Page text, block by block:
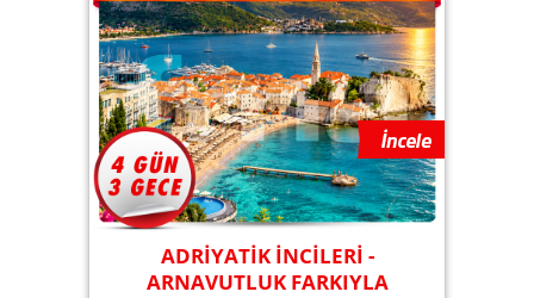
ADRİYATİK İNCİLERİ -
ARNAVUTLUK FARKIYLA